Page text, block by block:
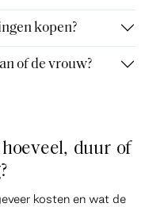
kopen?
of de vrouw?
duur of
kosten en wat de